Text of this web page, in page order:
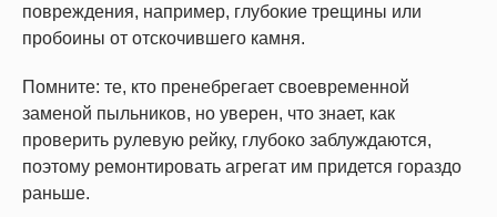
повреждения, например, глубокие трещины или
пробоины от отскочившего камня.
Помните: те, кто пренебрегает своевременной
заменой пыльников, но уверен, что знает, как
проверить рулевую рейку, глубоко заблуждаются,
поэтому ремонтировать агрегат им придется гораздо
раньше.